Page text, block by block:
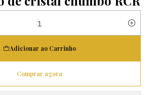
Adicionar ao Carrinho
Comprar agora